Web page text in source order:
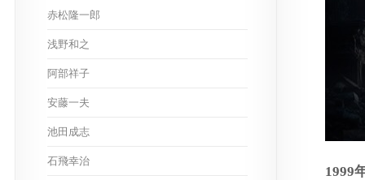
1999
赤松隆一郎
浅野和之
阿部祥子
安藤一夫
池田成志
石飛幸治